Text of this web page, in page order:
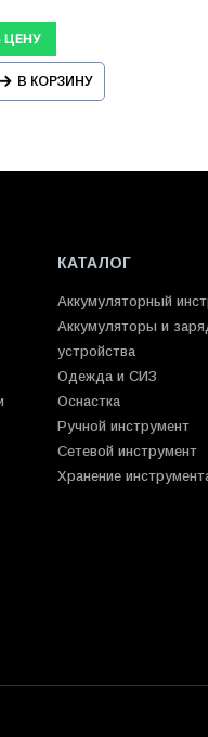
В КОРЗИНУ
КАТАЛОГ
Аккумуляторный
Аккумуляторы и
устройства
Одежда и СИЗ
Оснастка
Ручной инструмент
Сетевой инструмент
Хранение